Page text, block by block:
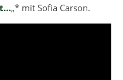
„* mit Sofia Carson.